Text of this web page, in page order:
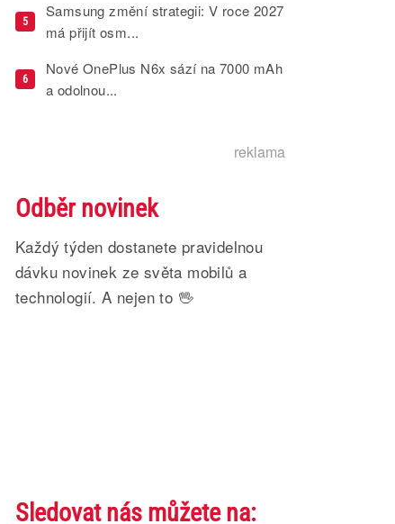
5
Samsung změní strategii: V roce 2027
má přijít osm...
6
Nové OnePlus N6x sází na 7000 mAh
a odolnou...
reklama
Odběr novinek
Každý týden dostanete pravidelnou
dávku novinek ze světa mobilů a
technologií. A nejen to 🖖
Sledovat nás můžete na: